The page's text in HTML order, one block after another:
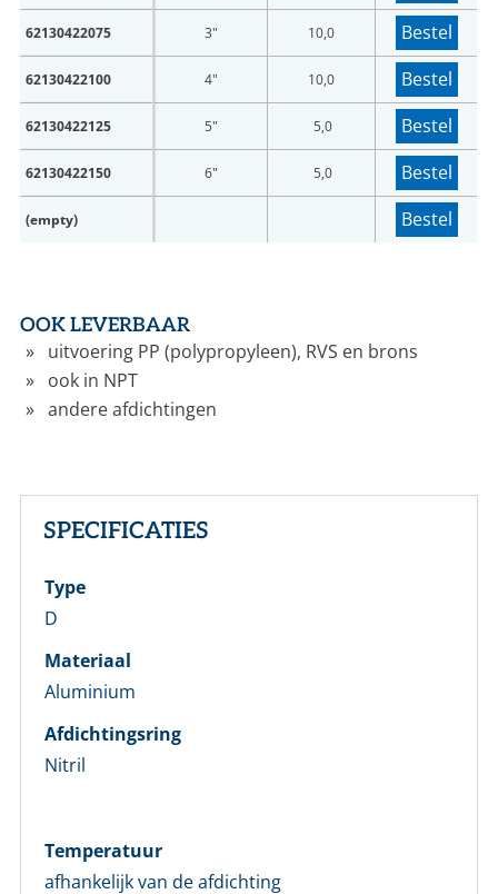
62130422075 3" 10,0 Bestel
62130422100 4" 10,0 Bestel
62130422125 5" 5,0 Bestel
62130422150 6" 5,0 Bestel
(empty) Bestel
OOK LEVERBAAR
uitvoering PP (polypropyleen), RVS en brons
ook in NPT
andere afdichtingen
SPECIFICATIES
Type
D
Materiaal
Aluminium
Afdichtingsring
Nitril
Temperatuur
afhankelijk van de afdichting
E-mailadres *
Wachtwoord vergeten?